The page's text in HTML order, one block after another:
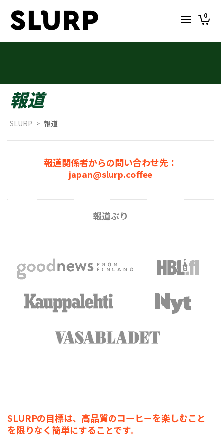
0
報道
SLURP > 報道
報道関係者からの問い合わせ先：
japan@slurp.coffee
報道ぶり
SLURPの目標は、高品質のコーヒーを楽しむこと
を限りなく簡単にすることです。